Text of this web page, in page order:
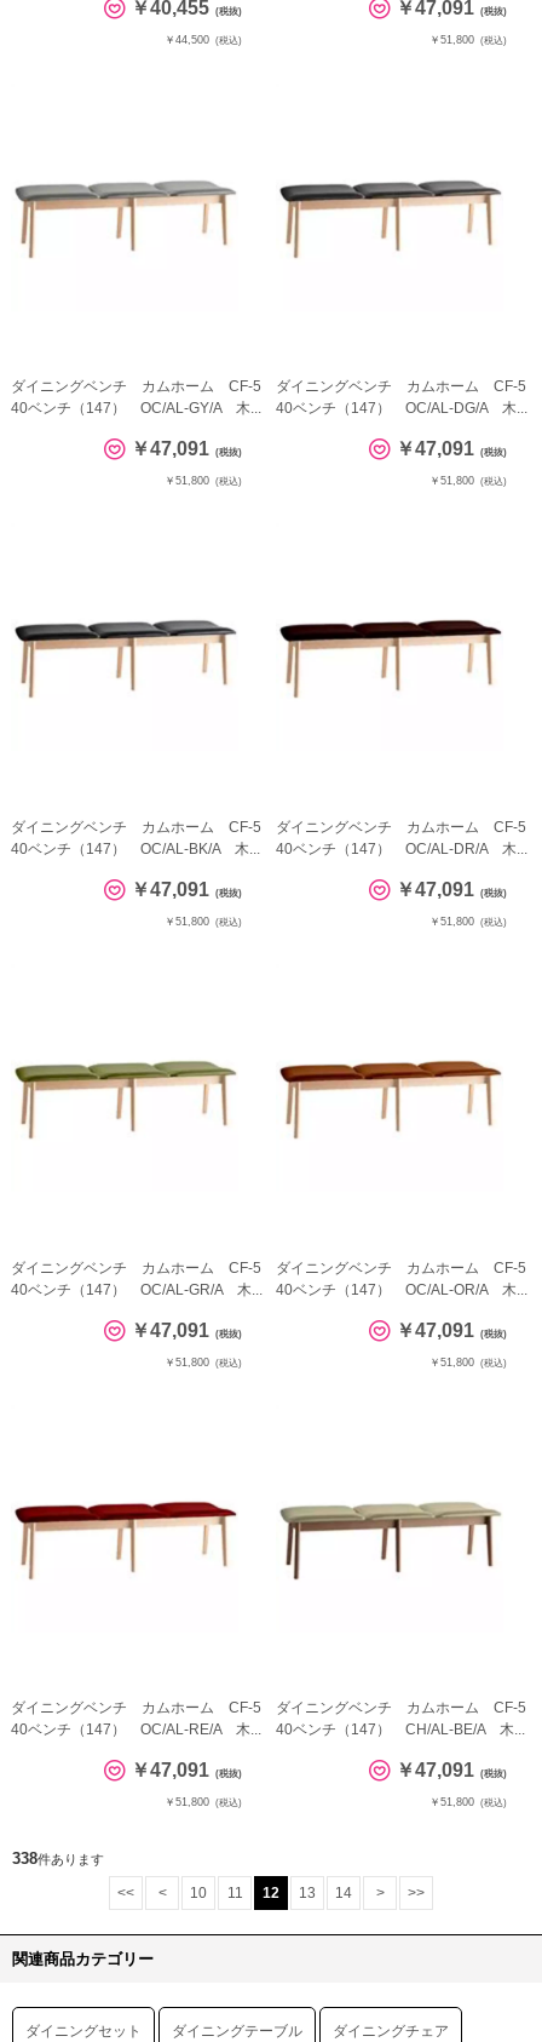
￥40,455 (税抜)
￥44,500 (税込)
￥47,091 (税抜)
￥51,800 (税込)
ダイニングベンチ カムホーム CF-5
40ベンチ（147） OC/AL-GY/A 木...
￥47,091 (税抜)
￥51,800 (税込)
ダイニングベンチ カムホーム CF-5
40ベンチ（147） OC/AL-DG/A 木...
￥47,091 (税抜)
￥51,800 (税込)
ダイニングベンチ カムホーム CF-5
40ベンチ（147） OC/AL-BK/A 木...
￥47,091 (税抜)
￥51,800 (税込)
ダイニングベンチ カムホーム CF-5
40ベンチ（147） OC/AL-DR/A 木...
￥47,091 (税抜)
￥51,800 (税込)
ダイニングベンチ カムホーム CF-5
40ベンチ（147） OC/AL-GR/A 木...
￥47,091 (税抜)
￥51,800 (税込)
ダイニングベンチ カムホーム CF-5
40ベンチ（147） OC/AL-OR/A 木...
￥47,091 (税抜)
￥51,800 (税込)
ダイニングベンチ カムホーム CF-5
40ベンチ（147） OC/AL-RE/A 木...
￥47,091 (税抜)
￥51,800 (税込)
ダイニングベンチ カムホーム CF-5
40ベンチ（147） CH/AL-BE/A 木...
￥47,091 (税抜)
￥51,800 (税込)
338件あります
<< < 10 11 12 13 14 > >>
関連商品カテゴリー
ダイニングセット ダイニングテーブル ダイニングチェア